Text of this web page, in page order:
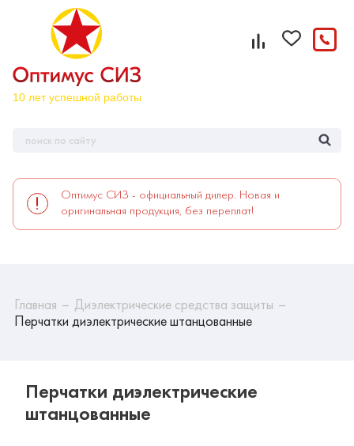
Оптимус СИЗ - официальный дилер. Новая и
оригинальная продукция, без переплат!
Главная
Диэлектрические средства защиты
Перчатки диэлектрические штанцованные
Перчатки диэлектрические
штанцованные